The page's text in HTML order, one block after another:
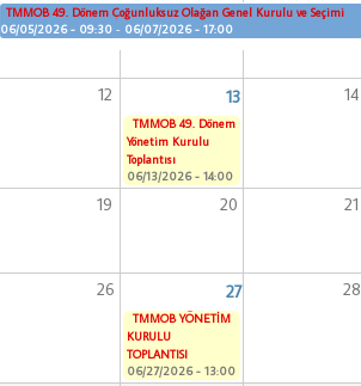
TMMOB 49. Dönem Çoğunluksuz Olağan Genel Kurulu ve Seçimi
06/05/2026 - 09:30 - 06/07/2026 - 17:00
12 13 14
TMMOB 49. Dönem
Yönetim Kurulu
Toplantısı
06/13/2026 - 14:00
19 20 21
26 27 28
TMMOB YÖNETİM
KURULU
TOPLANTISI
06/27/2026 - 13:00